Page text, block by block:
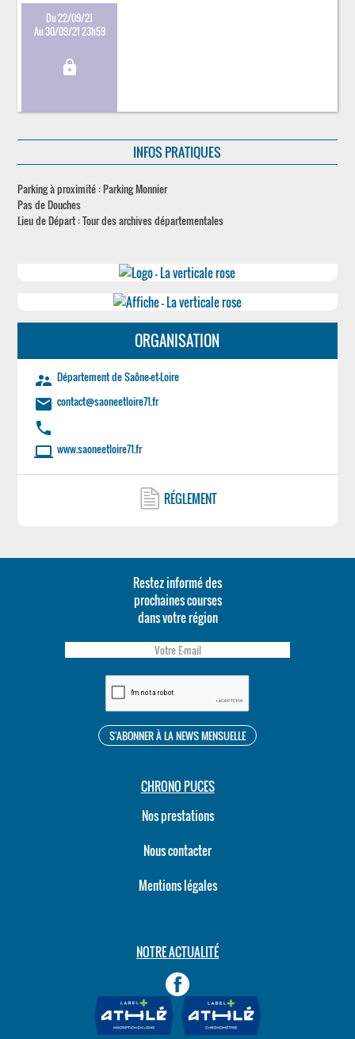
Du 22/09/21
Au 30/09/21 23h59
lock
INFOS PRATIQUES
Parking à proximité : Parking Monnier
Pas de Douches
Lieu de Départ : Tour des archives départementales
ORGANISATION
supervisor_account Département de Saône-et-Loire
email contact@saoneetloire71.fr
phone
laptop www.saoneetloire71.fr
RÉGLEMENT
Restez informé des
prochaines courses
dans votre région
CHRONO PUCES
Nos prestations
Nous contacter
Mentions légales
NOTRE ACTUALITÉ